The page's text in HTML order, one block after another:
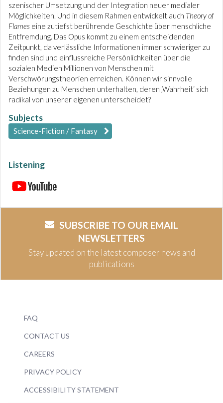
szenischer Umsetzung und der Integration neuer medialer
Möglichkeiten. Und in diesem Rahmen entwickelt auch Theory of
Flames eine zutiefst berührende Geschichte über menschliche
Entfremdung. Das Opus kommt zu einem entscheidenden
Zeitpunkt, da verlässliche Informationen immer schwieriger zu
finden sind und einflussreiche Persönlichkeiten über die
sozialen Medien Millionen von Menschen mit
Verschwörungstheorien erreichen. Können wir sinnvolle
Beziehungen zu Menschen unterhalten, deren ‚Wahrheit‘ sich
radikal von unserer eigenen unterscheidet?
Subjects
Science-Fiction / Fantasy
Listening
SUBSCRIBE TO OUR EMAIL
NEWSLETTERS
Stay updated on the latest composer news and
publications
FAQ
CONTACT US
CAREERS
PRIVACY POLICY
ACCESSIBILITY STATEMENT